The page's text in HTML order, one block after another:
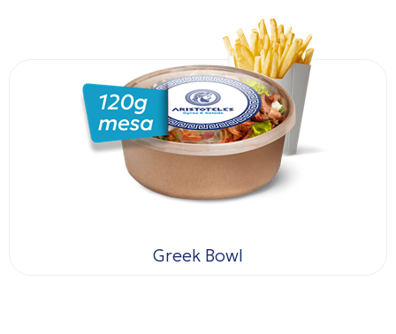
Greek Bowl